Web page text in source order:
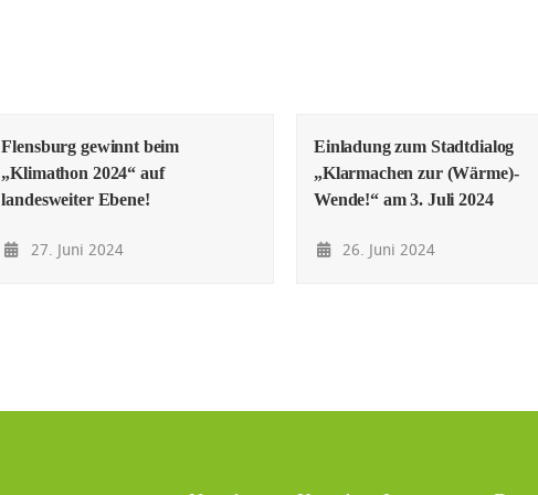
Flensburg gewinnt beim
„Klimathon 2024“ auf
landesweiter Ebene!
27. Juni 2024
Einladung zum Stadtdialog
„Klarmachen zur (Wärme)-
Wende!“ am 3. Juli 2024
26. Juni 2024